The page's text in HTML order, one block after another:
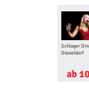
Schlager
Düsseldorf
ab